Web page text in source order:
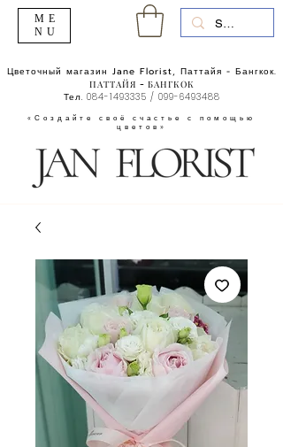
«Создайте своё счастье с помощью
цветов»
Цветочный магазин Jane Florist, Паттайя - Бангкок.
ПАТТАЙЯ - БАНГКОК
Тел. 084-1493335 / 099-6493488
ME
NU